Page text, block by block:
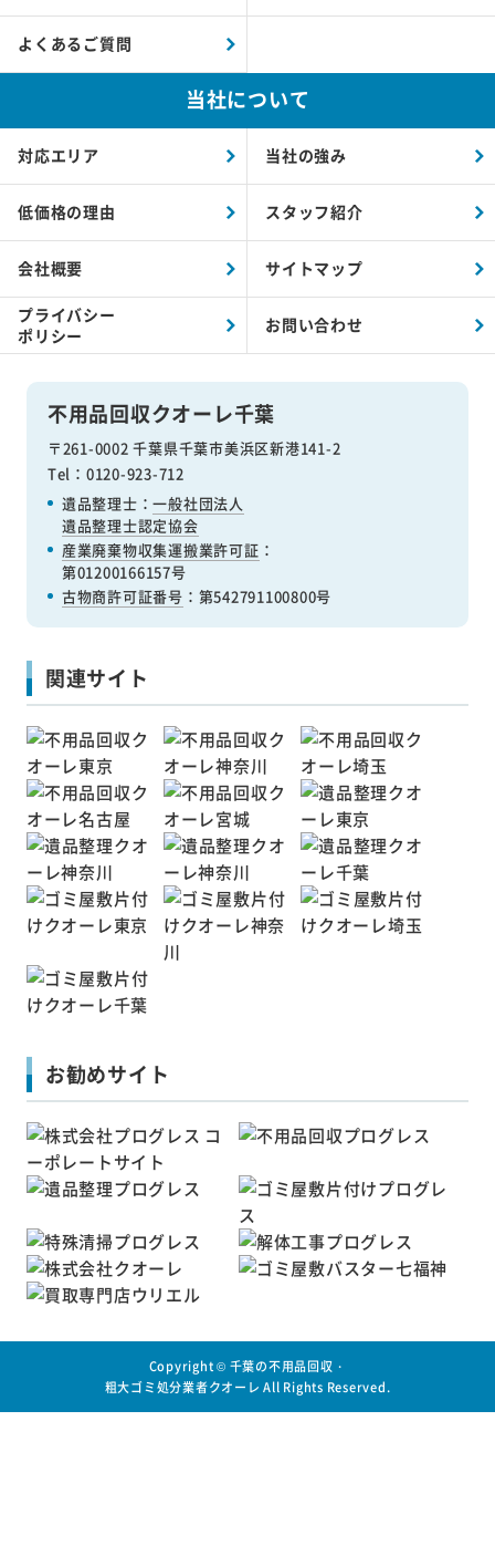
不用品回収クオーレ千葉
〒261-0002 千葉県千葉市美浜区新港141-2
Tel：0120-923-712
遺品整理士：一般社団法人
遺品整理士認定協会
産業廃棄物収集運搬業許可証 ：
第01200166157号
古物商許可証番号 ：第542791100800号
よくあるご質問
当社について
対応エリア 当社の強み
低価格の理由 スタッフ紹介
会社概要 サイトマップ
プライバシー
ポリシー
お問い合わせ
関連サイト
お勧めサイト
Copyright © 千葉の不用品回収・
粗大ゴミ処分業者クオーレ All Rights Reserved.